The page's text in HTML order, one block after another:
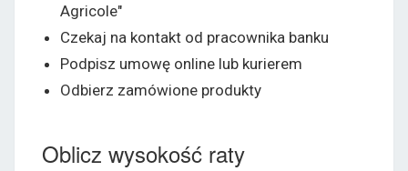
Agricole"
Czekaj na kontakt od pracownika banku
Podpisz umowę online lub kurierem
Odbierz zamówione produkty
Oblicz wysokość raty